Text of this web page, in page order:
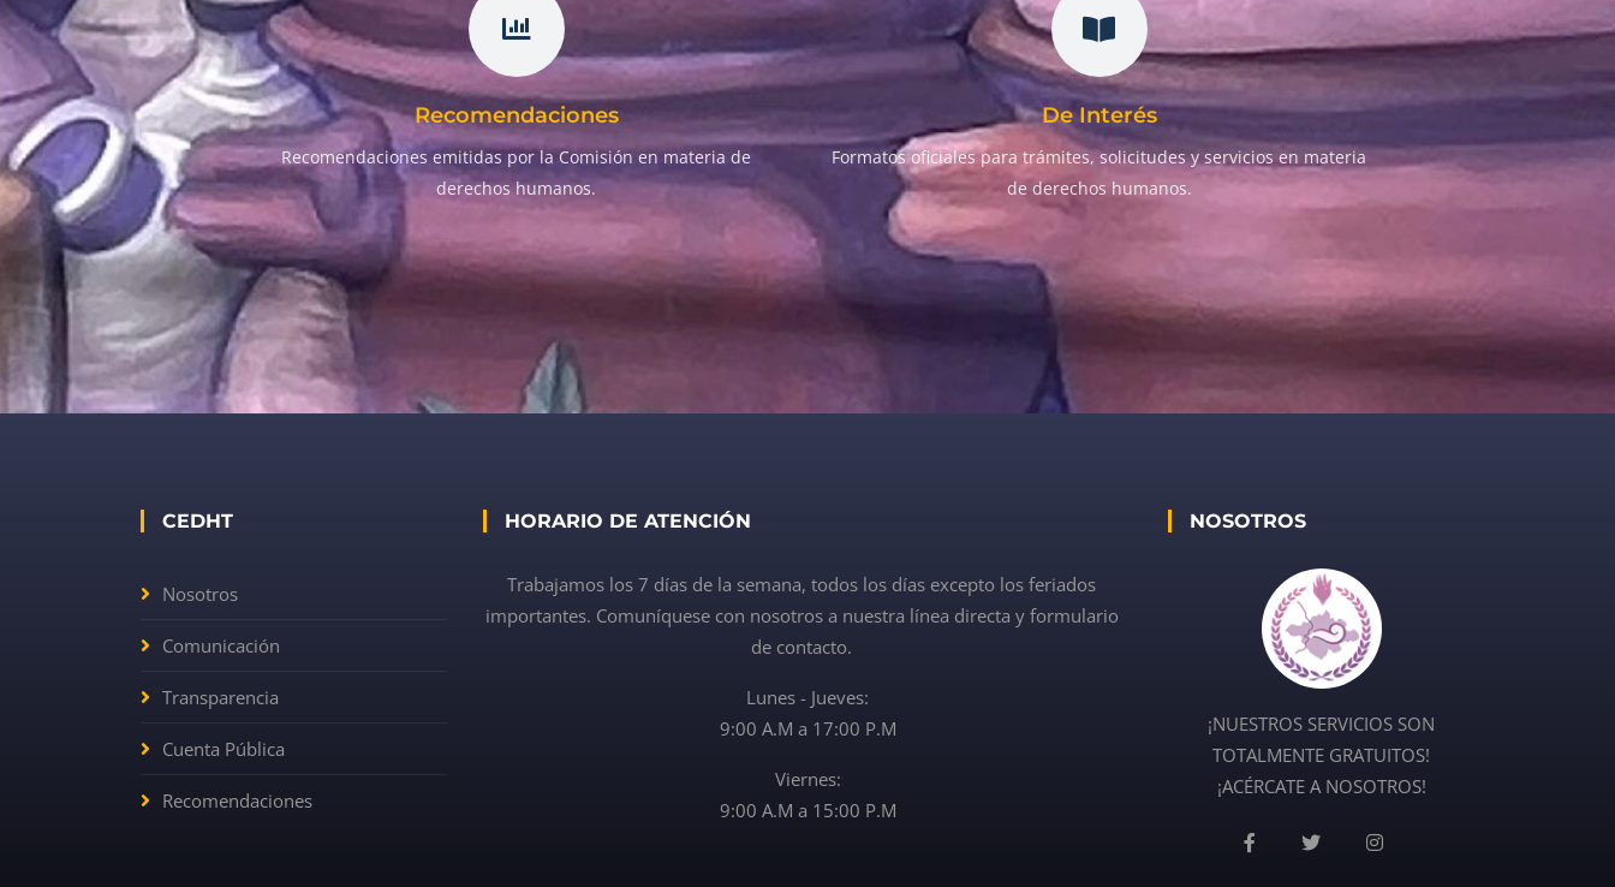
Recomendaciones
Recomendaciones emitidas por la Comisión en materia de
derechos humanos.
De Interés
Formatos oficiales para trámites, solicitudes y servicios en materia
de derechos humanos.
CEDHT
Nosotros
Comunicación
Transparencia
Cuenta Pública
Recomendaciones
HORARIO DE ATENCIÓN
Trabajamos los 7 días de la semana, todos los días excepto los feriados
importantes. Comuníquese con nosotros a nuestra línea directa y formulario
de contacto.
Lunes - Jueves:
9:00 A.M a 17:00 P.M
Viernes:
9:00 A.M a 15:00 P.M
NOSOTROS
¡NUESTROS SERVICIOS SON
TOTALMENTE GRATUITOS!
¡ACÉRCATE A NOSOTROS!